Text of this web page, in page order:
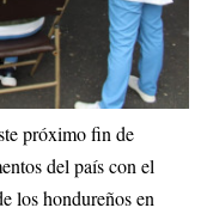
próximo fin de
del país con el
los hondureños en